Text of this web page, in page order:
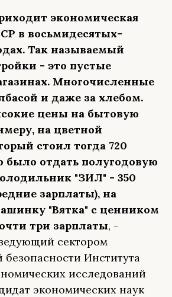
экономическая
в восьмидесятых-
Так называемый
- это пустые
Многочисленные
и даже за хлебом.
цены на бытовую
на цветной
стоил тогда 720
было отдать полугодовую
"ЗИЛ" - 350
зарплаты), на
"Вятка" с ценником
три зарплаты, -
сектором
безопасности Института
исследований
экономических наук